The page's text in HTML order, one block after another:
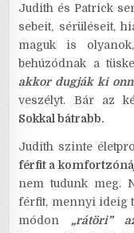
Judith és Patrick
sebeit, sérüléseit,
maguk is
behúzódnak a
akkor dugják ki
veszélyt. Bár az
Sokkal bátrabb.
Judith szinte
férfit a
nem tudunk meg.
férfit, mennyi ideig
módon „rátöri”